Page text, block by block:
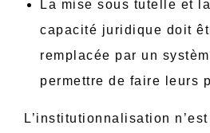
La mise sous tutelle et
capacité juridique doit
remplacée par un
permettre de faire leurs
L’institutionnalisation